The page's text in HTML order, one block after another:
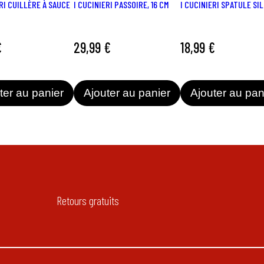
CUILLÈRE À SAUCE
au panier
I CUCINIERI PASSOIRE, 16 CM
29,99 €
Ajouter au panier
I CUCINIERI SPATULE
18,99 €
Ajouter au
Retours gratuits